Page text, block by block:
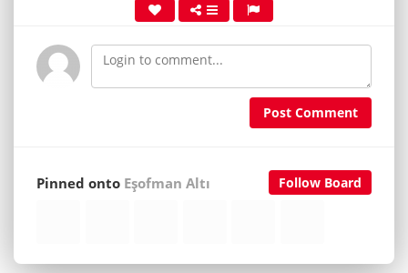
Post Comment
Follow Board
Pinned onto Eşofman Altı